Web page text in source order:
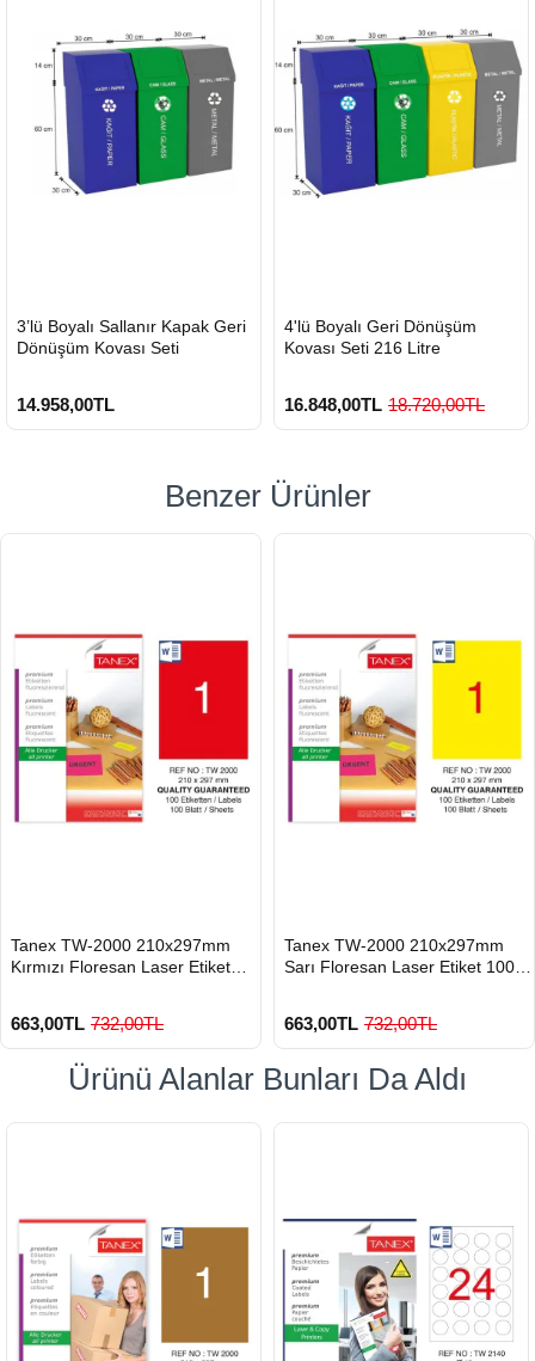
HIZLI
GÖNDERİ
3’lü Boyalı Sallanır Kapak Geri
Dönüşüm Kovası Seti
14.958,00TL
HIZLI
GÖNDERİ
4'lü Boyalı Geri Dönüşüm
Kovası Seti 216 Litre
16.848,00TL 18.720,00TL
Benzer Ürünler
GÖNDERİ
900 TL Üzeri Kargo Ücretsiz
Tanex TW-2000 210x297mm
Kırmızı Floresan Laser Etiket
663,00TL 732,00TL
GÖNDERİ
900 TL Üzeri Kargo Ücretsiz
Tanex TW-2000 210x297mm
Sarı Floresan Laser Etiket 100
663,00TL 732,00TL
Ürünü Alanlar Bunları Da Aldı